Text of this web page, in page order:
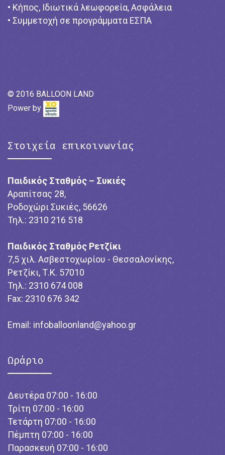
• Κήπος, Ιδιωτικά λεωφορεία, Ασφάλεια
• Συμμετοχή σε προγράμματα ΕΣΠΑ
© 2016 BALLOON LAND
Power by
Στοιχεία επικοινωνίας
Παιδικός Σταθμός – Συκιές
Αραπίτσας 28,
Ροδοχώρι Συκιές, 56626
Τηλ.: 2310 216 518
Παιδικός Σταθμός Ρετζίκι
7,5 χιλ. Ασβεστοχωρίου - Θεσσαλονίκης,
Ρετζίκι, Τ.Κ. 57010
Τηλ.: 2310 674 008
Fax: 2310 676 342
Email: infoballoonland@yahoo.gr
Ωράριο
Δευτέρα 07:00 - 16:00
Τρίτη 07:00 - 16:00
Τετάρτη 07:00 - 16:00
Πέμπτη 07:00 - 16:00
Παρασκευή 07:00 - 16:00